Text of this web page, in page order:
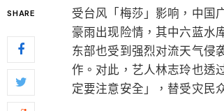
SHARE
受台风「梅莎」影响，中国
豪雨出现险情，其中六蓝水
东部也受到强烈对流天气侵
作。对此，艺人林志玲也透
定要注意安全」，替受灾民